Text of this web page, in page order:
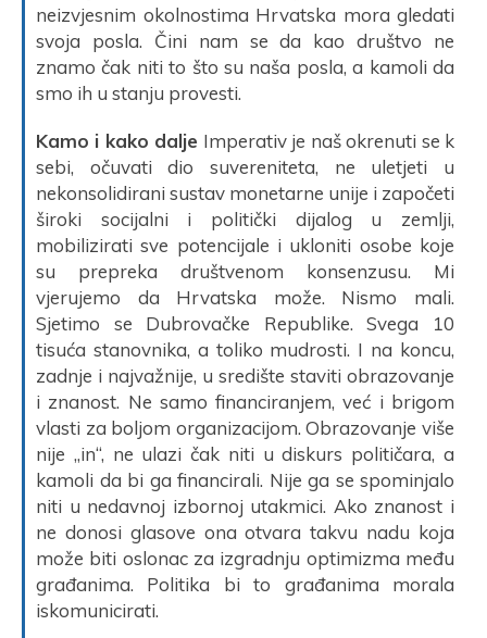
neizvjesnim okolnostima Hrvatska mora gledati
svoja posla. Čini nam se da kao društvo ne
znamo čak niti to što su naša posla, a kamoli da
smo ih u stanju provesti.
Kamo i kako dalje Imperativ je naš okrenuti se k
sebi, očuvati dio suvereniteta, ne uletjeti u
nekonsolidirani sustav monetarne unije i započeti
široki socijalni i politički dijalog u zemlji,
mobilizirati sve potencijale i ukloniti osobe koje
su prepreka društvenom konsenzusu. Mi
vjerujemo da Hrvatska može. Nismo mali.
Sjetimo se Dubrovačke Republike. Svega 10
tisuća stanovnika, a toliko mudrosti. I na koncu,
zadnje i najvažnije, u središte staviti obrazovanje
i znanost. Ne samo financiranjem, već i brigom
vlasti za boljom organizacijom. Obrazovanje više
nije „in“, ne ulazi čak niti u diskurs političara, a
kamoli da bi ga financirali. Nije ga se spominjalo
niti u nedavnoj izbornoj utakmici. Ako znanost i
ne donosi glasove ona otvara takvu nadu koja
može biti oslonac za izgradnju optimizma među
građanima. Politika bi to građanima morala
iskomunicirati.